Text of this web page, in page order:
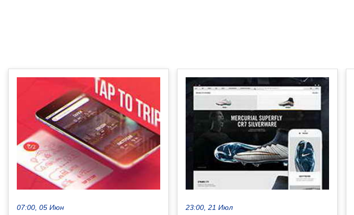
07:00, 05 Июн 23:00, 21 Июл